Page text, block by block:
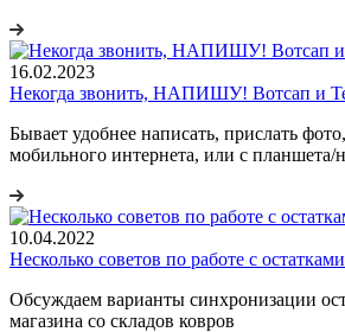
16.02.2023
Некогда звонить, НАПИШУ! Вотсап и
Бывает удобнее написать, прислать
мобильного интернета, или с планшета/
10.04.2022
Несколько советов по работе с остатками
Обсуждаем варианты синхронизации
магазина со складов ковров